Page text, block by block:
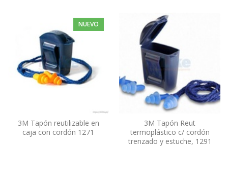
NUEVO
3M Tapón reutilizable en
caja con cordón 1271
3M Tapón Reut
termoplástico c/ cordón
trenzado y estuche, 1291